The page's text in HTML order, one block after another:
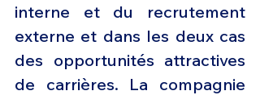
interne et du recrutement
externe et dans les deux cas
des opportunités attractives
de carrières. La compagnie